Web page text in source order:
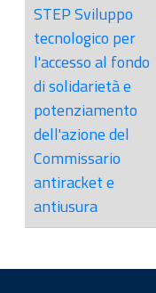
STEP Sviluppo
tecnologico per
l'accesso al fondo
di solidarietà e
potenziamento
dell'azione del
Commissario
antiracket e
antiusura